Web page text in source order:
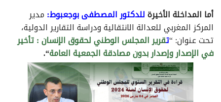
أما المداخلة الأخيرةللدكتور المصطفى بوجعبوط: مدير
المركز المغربي للعدالة الانتقالية ودراسة التقارير الدولية،
تحت عنوان: “تقرير المجلس الوطني لحقوق الإنسان : تأخير
في الإصدار وإصدار بدون مصادقة الجمعية العامة“
.